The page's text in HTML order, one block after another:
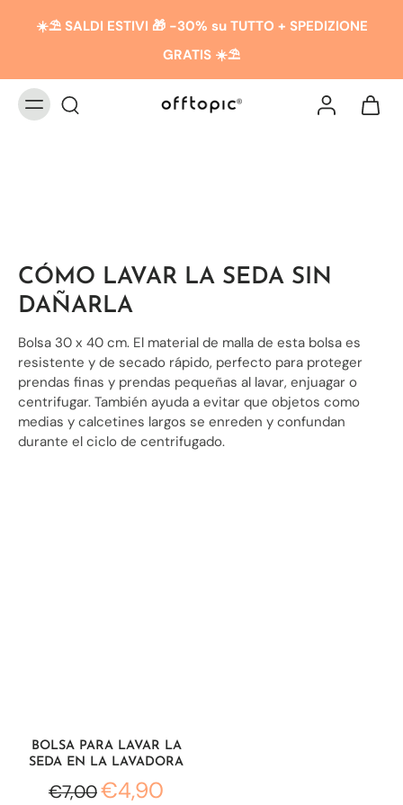
☀️​​⛱️ SALDI ESTIVI 🎁 -30% su TUTTO + SPEDIZIONE
GRATIS ☀️​​⛱️
CÓMO LAVAR LA SEDA SIN
DAÑARLA
Bolsa 30 x 40 cm. El material de malla de esta bolsa es
resistente y de secado rápido, perfecto para proteger
prendas finas y prendas pequeñas al lavar, enjuagar o
centrifugar. También ayuda a evitar que objetos como
medias y calcetines largos se enreden y confundan
durante el ciclo de centrifugado.
BOLSA PARA LAVAR LA
SEDA EN LA LAVADORA
€7,00€4,90